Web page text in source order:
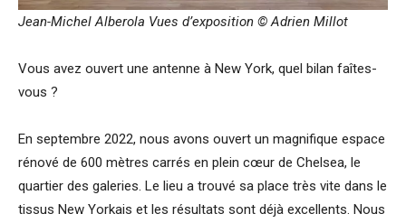
Jean-Michel Alberola Vues d’exposition © Adrien Millot
Vous avez ouvert une antenne à New York, quel bilan faîtes-
vous ?
En septembre 2022, nous avons ouvert un magnifique espace
rénové de 600 mètres carrés en plein cœur de Chelsea, le
quartier des galeries. Le lieu a trouvé sa place très vite dans le
tissus New Yorkais et les résultats sont déjà excellents. Nous